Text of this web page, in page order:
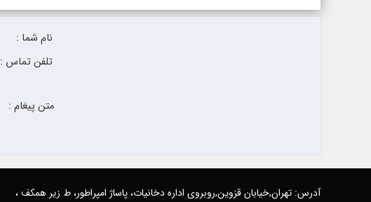
نام شما :
تلفن تماس :
متن پیغام :
آدرس: تهران,خیابان قزوین,روبروی اداره دخانیات، پاساژ امپراطور، ط زیر همکف ،